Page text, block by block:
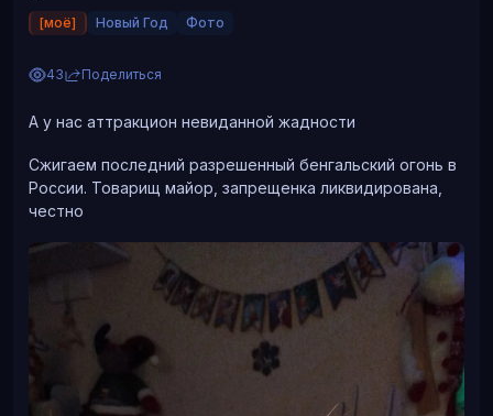
[моё] Новый Год Фото
43 Поделиться
А у нас аттракцион невиданной жадности
Сжигаем последний разрешенный бенгальский огонь в
России. Товарищ майор, запрещенка ликвидирована,
честно